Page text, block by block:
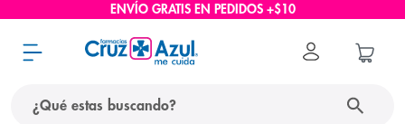
ENVÍO GRATIS EN PEDIDOS +$10